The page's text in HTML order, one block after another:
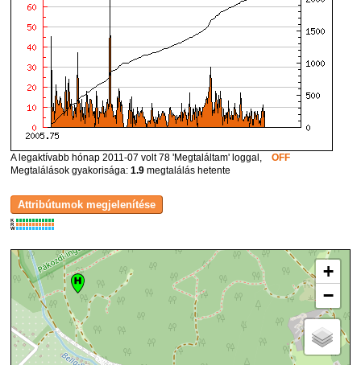
A legaktívabb hónap 2011-07 volt 78 'Megtaláltam' loggal,OFF
Megtalálások gyakorisága:1.9 megtalálás hetente
K
R
W
+
−